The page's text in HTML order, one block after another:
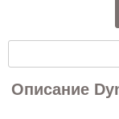
Описание